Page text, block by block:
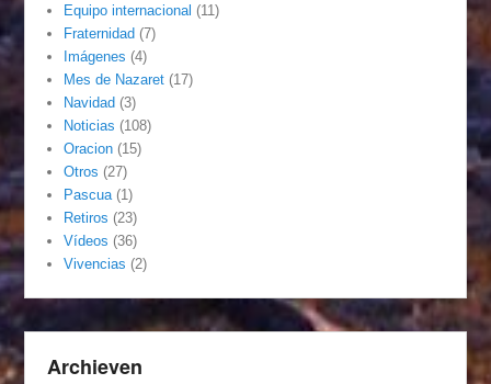
Equipo internacional (11)
Fraternidad (7)
Imágenes (4)
Mes de Nazaret (17)
Navidad (3)
Noticias (108)
Oracion (15)
Otros (27)
Pascua (1)
Retiros (23)
Vídeos (36)
Vivencias (2)
Archieven